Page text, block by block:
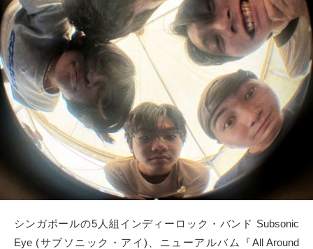
ト
クト
SOCIAL
Twitter
Facebook
instagram
Tumblr
シンガポールの5人組インディーロック・バンド Subsonic
Eye (サブソニック・アイ)、ニューアルバム『All Around